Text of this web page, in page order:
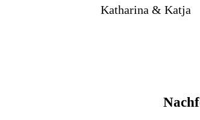
Katharina & Katja